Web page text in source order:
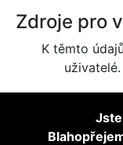
Zdroje pro
K těmto
uživatelé.